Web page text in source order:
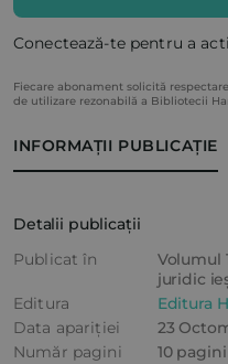
INFORMAȚII PUBLICAȚIE
Detalii publicații
Publicat în
Volumul
juridic
Editura
Editura
Data apariției
23
Număr pagini
10 pagini
Conectează-te pentru a
Fiecare abonament solicită
de utilizare rezonabilă a Bibliotecii